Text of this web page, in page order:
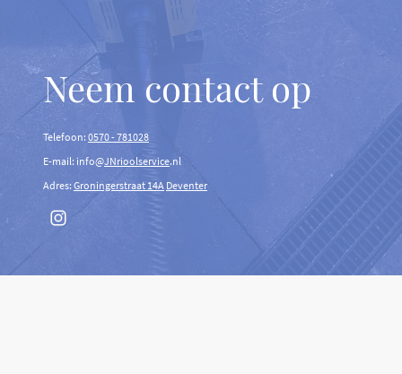
Neem contact op
Telefoon: 0570 - 781028
E-mail: info@JNrioolservice.nl
Adres: Groningerstraat 14A Deventer